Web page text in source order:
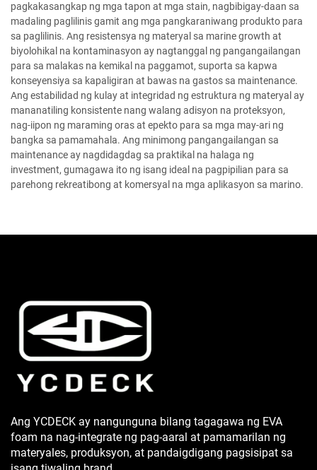
pagkakasangkap ng mga tapon at mga stain, nagbibigay-daan sa
madaling paglilinis gamit ang mga pangkaraniwang produkto para
sa paglilinis. Ang resistensya ng materyal sa marine growth at
biyolohikal na kontaminasyon ay nagtanggal ng pangangailangan
para sa malakas na kemikal na paggamot, suporta sa kapwa
konseyensiya sa kapaligiran at bawas na gastos sa maintenance.
Ang estabilidad ng kulay at integridad ng estruktura ng materyal ay
mananatiling konsistente nang walang adisyon na proteksyon,
nag-iipon ng maraming oras at epekto para sa mga may-ari ng
bangka sa pamamahala. Ang minimong pangangailangan sa
maintenance ay nagdidagdag sa praktikal na halaga ng
investment, gumagawa ito ng isang ideal na pagpipilian para sa
parehong rekreatibong at komersyal na mga aplikasyon sa marino.
Ang YCDECK ay nangunguna bilang tagagawa ng EVA
foam na nag-integrate ng pag-aaral at pamamarilan ng
materyales, produksyon, at pandaigdigang pagsisipat sa